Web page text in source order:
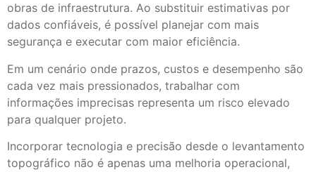
obras de infraestrutura. Ao substituir estimativas por
dados confiáveis, é possível planejar com mais
segurança e executar com maior eficiência.
Em um cenário onde prazos, custos e desempenho são
cada vez mais pressionados, trabalhar com
informações imprecisas representa um risco elevado
para qualquer projeto.
Incorporar tecnologia e precisão desde o levantamento
topográfico não é apenas uma melhoria operacional,